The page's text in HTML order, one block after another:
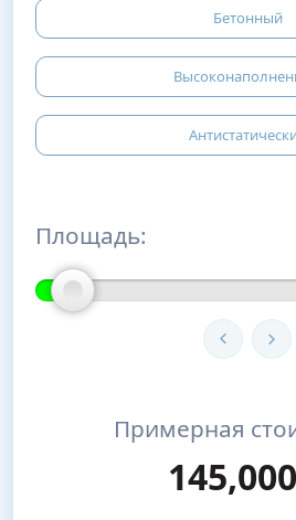
Бетонный
Площадь:
Примерная
145,000